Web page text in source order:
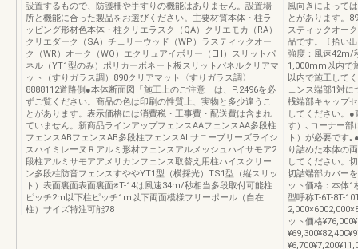
設置するもので、防護柵や手すりの機能はありません。設置場
所と機能に合った製品をお選びください。主要材質本体・柱ラ
ッピング形材色本体・柱クリエラスク（QA）クリエモカ（RA）
クリエダーク（SA）チェリーウッド（WP）ラスティックオー
ク（WR）オーク（WQ）エクリュアイボリー（EH）スリットパ
ネル（YT1型のみ）ポリカーボネート板スリットパネルクリアマ
ット（すりガラス調）890クリアマット〈すりガラス調〉
8888112道路側●本体断面図「施工上のご注意」は、P.2496を必
ずご覧ください。商品の色は印刷の性質上、実物と多少違うこ
とがあります。表示価格には消費税・工事費・配送費は含まれ
ていません。新商品ラインアップフェンスAAフェンスAA多段柱
フェンスABフェンスAB多段柱フェンスALサニーブリーズライシ
スハイミレーヌＲアルミ形材フェンスアルメッシュハイサモア2
段柱アルミサモアアメリカンフェンス取替え用柱ハイスクリー
ン多段柱防音フェンスすややYT1型（横採光）TS1型（縦スリッ
ト）表面裏面表面裏面※T-14は風速34m/秒相当多段取付可能柱
ピッチ2m以下柱ピッチ1m以下両面模様フリーポール（自在
柱）サイズ特注可能78
風向きによって
とがあります。
スティックオー
品です。〔拾い
強度：風速42m/
1,000mm以内で
以内で施工して
ェンス端部1対
桟端部キャップ
してください。
す）､コーナー部
ト）が必要です
り詰めた本体の
してください。
切詰端部カバー
ット価格：本体1
型呼称T-6T-8T-
ット価格